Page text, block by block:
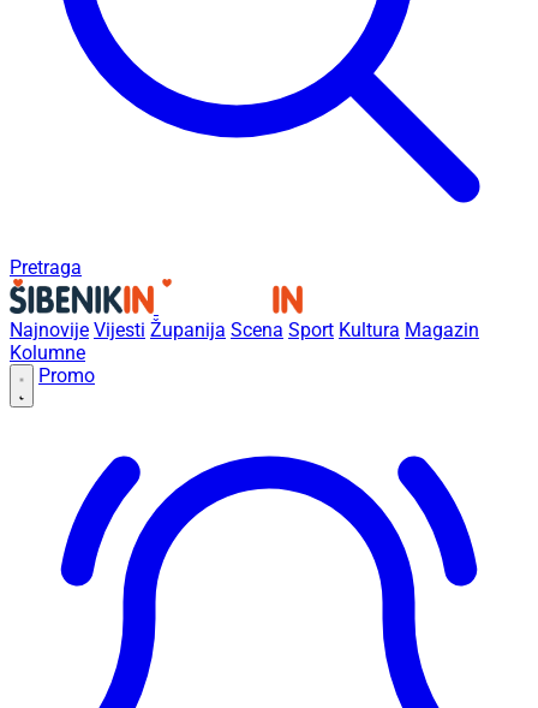
Pretraga
Najnovije Vijesti Županija Scena Sport Kultura Magazin
Kolumne
Promo